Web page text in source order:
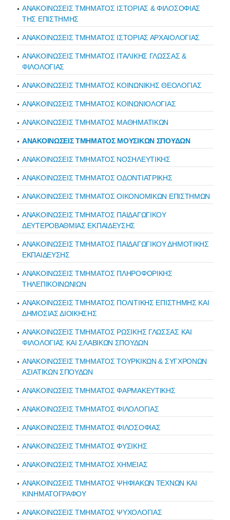
ΑΝΑΚΟΙΝΩΣΕΙΣ ΤΜΗΜΑΤΟΣ ΙΣΤΟΡΙΑΣ & ΦΙΛΟΣΟΦΙΑΣ
ΤΗΣ ΕΠΙΣΤΗΜΗΣ
ΑΝΑΚΟΙΝΩΣΕΙΣ ΤΜΗΜΑΤΟΣ ΙΣΤΟΡΙΑΣ ΑΡΧΑΙΟΛΟΓΙΑΣ
ΑΝΑΚΟΙΝΩΣΕΙΣ ΤΜΗΜΑΤΟΣ ΙΤΑΛΙΚΗΣ ΓΛΩΣΣΑΣ &
ΦΙΛΟΛΟΓΙΑΣ
ΑΝΑΚΟΙΝΩΣΕΙΣ ΤΜΗΜΑΤΟΣ ΚΟΙΝΩΝΙΚΗΣ ΘΕΟΛΟΓΙΑΣ
ΑΝΑΚΟΙΝΩΣΕΙΣ ΤΜΗΜΑΤΟΣ ΚΟΙΝΩΝΙΟΛΟΓΙΑΣ
ΑΝΑΚΟΙΝΩΣΕΙΣ ΤΜΗΜΑΤΟΣ ΜΑΘΗΜΑΤΙΚΩΝ
ΑΝΑΚΟΙΝΩΣΕΙΣ ΤΜΗΜΑΤΟΣ ΜΟΥΣΙΚΩΝ ΣΠΟΥΔΩΝ
ΑΝΑΚΟΙΝΩΣΕΙΣ ΤΜΗΜΑΤΟΣ ΝΟΣΗΛΕΥΤΙΚΗΣ
ΑΝΑΚΟΙΝΩΣΕΙΣ ΤΜΗΜΑΤΟΣ ΟΔΟΝΤΙΑΤΡΙΚΗΣ
ΑΝΑΚΟΙΝΩΣΕΙΣ ΤΜΗΜΑΤΟΣ ΟΙΚΟΝΟΜΙΚΩΝ ΕΠΙΣΤΗΜΩΝ
ΑΝΑΚΟΙΝΩΣΕΙΣ ΤΜΗΜΑΤΟΣ ΠΑΙΔΑΓΩΓΙΚΟΥ
ΔΕΥΤΕΡΟΒΑΘΜΙΑΣ ΕΚΠΑΙΔΕΥΣΗΣ
ΑΝΑΚΟΙΝΩΣΕΙΣ ΤΜΗΜΑΤΟΣ ΠΑΙΔΑΓΩΓΙΚΟΥ ΔΗΜΟΤΙΚΗΣ
ΕΚΠΑΙΔΕΥΣΗΣ
ΑΝΑΚΟΙΝΩΣΕΙΣ ΤΜΗΜΑΤΟΣ ΠΛΗΡΟΦΟΡΙΚΗΣ
ΤΗΛΕΠΙΚΟΙΝΩΝΙΩΝ
ΑΝΑΚΟΙΝΩΣΕΙΣ ΤΜΗΜΑΤΟΣ ΠΟΛΙΤΙΚΗΣ ΕΠΙΣΤΗΜΗΣ ΚΑΙ
ΔΗΜΟΣΙΑΣ ΔΙΟΙΚΗΣΗΣ
ΑΝΑΚΟΙΝΩΣΕΙΣ ΤΜΗΜΑΤΟΣ ΡΩΣΙΚΗΣ ΓΛΩΣΣΑΣ ΚΑΙ
ΦΙΛΟΛΟΓΙΑΣ ΚΑΙ ΣΛΑΒΙΚΩΝ ΣΠΟΥΔΩΝ
ΑΝΑΚΟΙΝΩΣΕΙΣ ΤΜΗΜΑΤΟΣ ΤΟΥΡΚΙΚΩΝ & ΣΥΓΧΡΟΝΩΝ
ΑΣΙΑΤΙΚΩΝ ΣΠΟΥΔΩΝ
ΑΝΑΚΟΙΝΩΣΕΙΣ ΤΜΗΜΑΤΟΣ ΦΑΡΜΑΚΕΥΤΙΚΗΣ
ΑΝΑΚΟΙΝΩΣΕΙΣ ΤΜΗΜΑΤΟΣ ΦΙΛΟΛΟΓΙΑΣ
ΑΝΑΚΟΙΝΩΣΕΙΣ ΤΜΗΜΑΤΟΣ ΦΙΛΟΣΟΦΙΑΣ
ΑΝΑΚΟΙΝΩΣΕΙΣ ΤΜΗΜΑΤΟΣ ΦΥΣΙΚΗΣ
ΑΝΑΚΟΙΝΩΣΕΙΣ ΤΜΗΜΑΤΟΣ ΧΗΜΕΙΑΣ
ΑΝΑΚΟΙΝΩΣΕΙΣ ΤΜΗΜΑΤΟΣ ΨΗΦΙΑΚΩΝ ΤΕΧΝΩΝ ΚΑΙ
ΚΙΝΗΜΑΤΟΓΡΑΦΟΥ
ΑΝΑΚΟΙΝΩΣΕΙΣ ΤΜΗΜΑΤΟΣ ΨΥΧΟΛΟΓΙΑΣ